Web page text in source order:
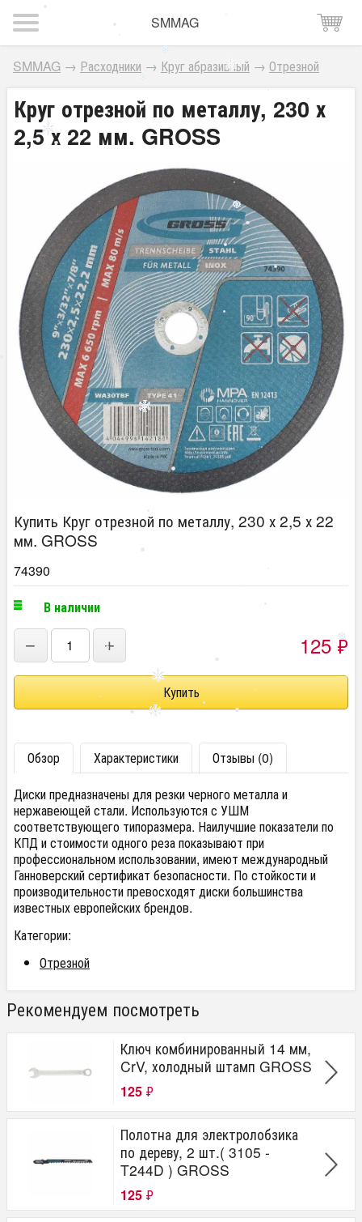
SMMAG
SMMAG → Расходники → Круг абразивный → Отрезной
Круг отрезной по металлу, 230 х
2,5 х 22 мм. GROSS
Купить Круг отрезной по металлу, 230 х 2,5 х 22
мм. GROSS
74390
В наличии
− + 125 ₽
Обзор Характеристики
Отзывы (0)
Диски предназначены для резки черного металла и
нержавеющей стали. Используются с УШМ
соответствующего типоразмера. Наилучшие показатели по
КПД и стоимости одного реза показывают при
профессиональном использовании, имеют международный
Ганноверский сертификат безопасности. По стойкости и
производительности превосходят диски большинства
известных европейских брендов.
Категории:
Отрезной
Рекомендуем посмотреть
Ключ комбинированный 14 мм,
CrV, холодный штамп GROSS
125 ₽
Полотна для электролобзика
по дереву, 2 шт.( 3105 -
T244D ) GROSS
125 ₽